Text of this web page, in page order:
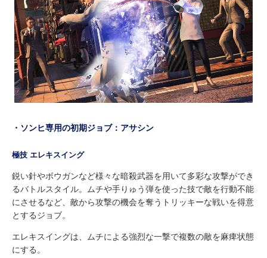
・ソンヒ専用の初期ジョブ：アサシン
極技 エレキスイング
鋭い針やボウガンなど様々な暗殺武器を用いて多彩な攻撃ができ
るバトルスタイル。ムチや手りゅう弾を使った技で敵を行動不能
にさせるなど、敵から攻撃の機会を奪うトリッキーな戦いを得意
とするジョブ。
エレキスイングは、ムチによる強烈な一撃で複数の敵を麻痺状態
にする。